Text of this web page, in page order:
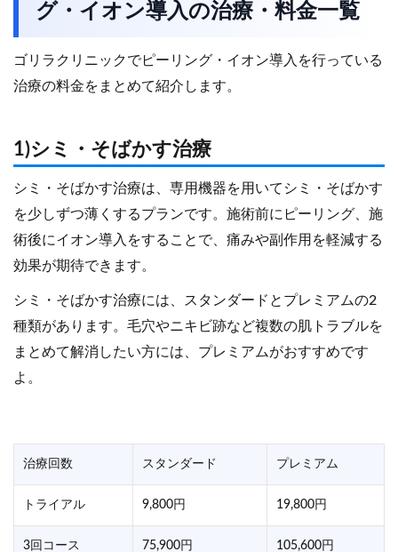
グ・イオン導入の治療・料金一覧
ゴリラクリニックでピーリング・イオン導入を行っている
治療の料金をまとめて紹介します。
1)シミ・そばかす治療
シミ・そばかす治療は、専用機器を用いてシミ・そばかす
を少しずつ薄くするプランです。施術前にピーリング、施
術後にイオン導入をすることで、痛みや副作用を軽減する
効果が期待できます。
シミ・そばかす治療には、スタンダードとプレミアムの2
種類があります。毛穴やニキビ跡など複数の肌トラブルを
まとめて解消したい方には、プレミアムがおすすめです
よ。
治療回数 スタンダード プレミアム
トライアル 9,800円 19,800円
3回コース 75,900円 105,600円